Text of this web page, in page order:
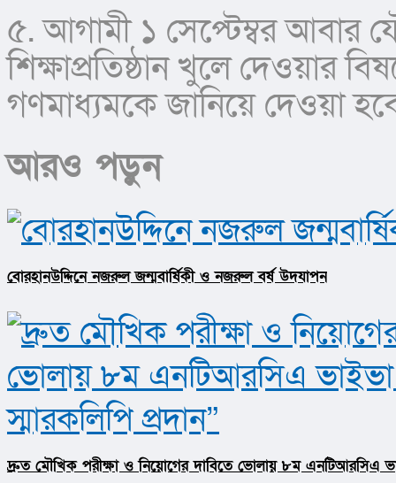
৫. আগামী ১ সেপ্টেম্বর আবার
শিক্ষাপ্রতিষ্ঠান খুলে দেওয়ার
গণমাধ্যমকে জানিয়ে দেওয়া
আরও পড়ুন
বোরহানউদ্দিনে নজরুল জন্মবার্ষিকী ও নজরুল বর্ষ উদযাপন
দ্রুত মৌখিক পরীক্ষা ও নিয়োগের দাবিতে ভোলায় ৮ম এনটিআরসিএ